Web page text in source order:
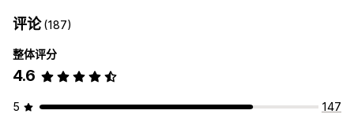
评论(187)
整体评分
4.6
5
147